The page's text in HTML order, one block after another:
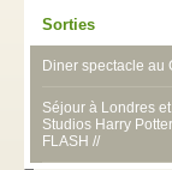
Sorties
Diner spectacle au
Séjour à Londres
Studios Harry
FLASH //